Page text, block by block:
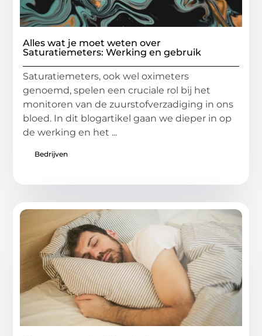
Alles wat je moet weten over
Saturatiemeters: Werking en gebruik
Saturatiemeters, ook wel oximeters
genoemd, spelen een cruciale rol bij het
monitoren van de zuurstofverzadiging in ons
bloed. In dit blogartikel gaan we dieper in op
de werking en het ...
Bedrijven